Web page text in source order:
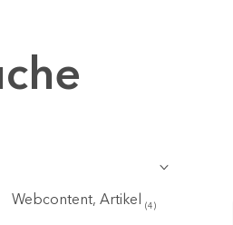
Webcontent, Artikel (4)